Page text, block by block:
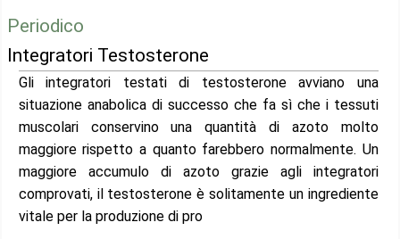
Periodico
Integratori Testosterone
Gli integratori testati di testosterone avviano una
situazione anabolica di successo che fa sì che i tessuti
muscolari conservino una quantità di azoto molto
maggiore rispetto a quanto farebbero normalmente. Un
maggiore accumulo di azoto grazie agli integratori
comprovati, il testosterone è solitamente un ingrediente
vitale per la produzione di pro